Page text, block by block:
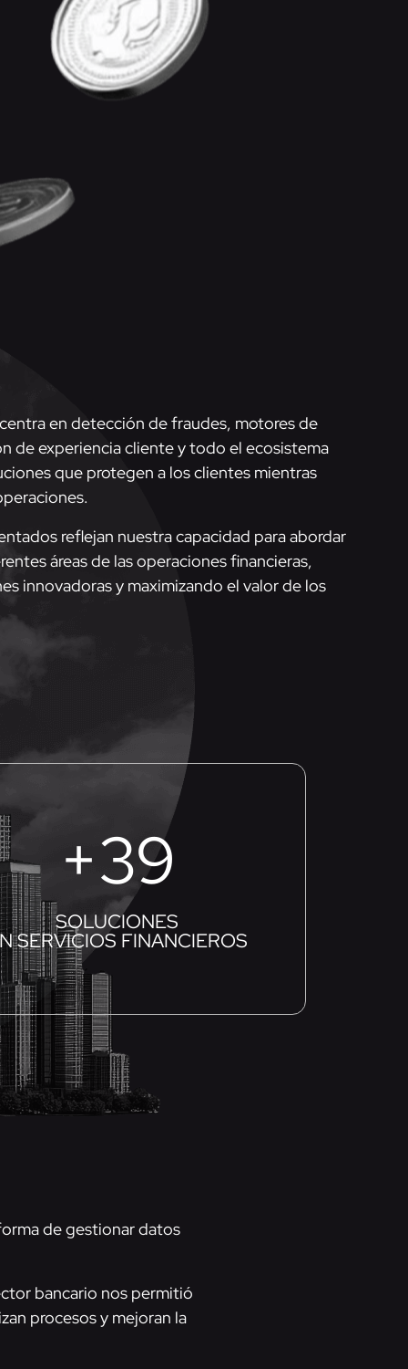
en detección de fraudes, motores de
de experiencia cliente y todo el ecosistema
que protegen a los clientes mientras
reflejan nuestra capacidad para abordar
áreas de las operaciones financieras,
innovadoras y maximizando el valor de los
+40
SOLUCIONES
SERVICIOS FINANCIEROS
de gestionar datos
bancario nos permitió
procesos y mejoran la